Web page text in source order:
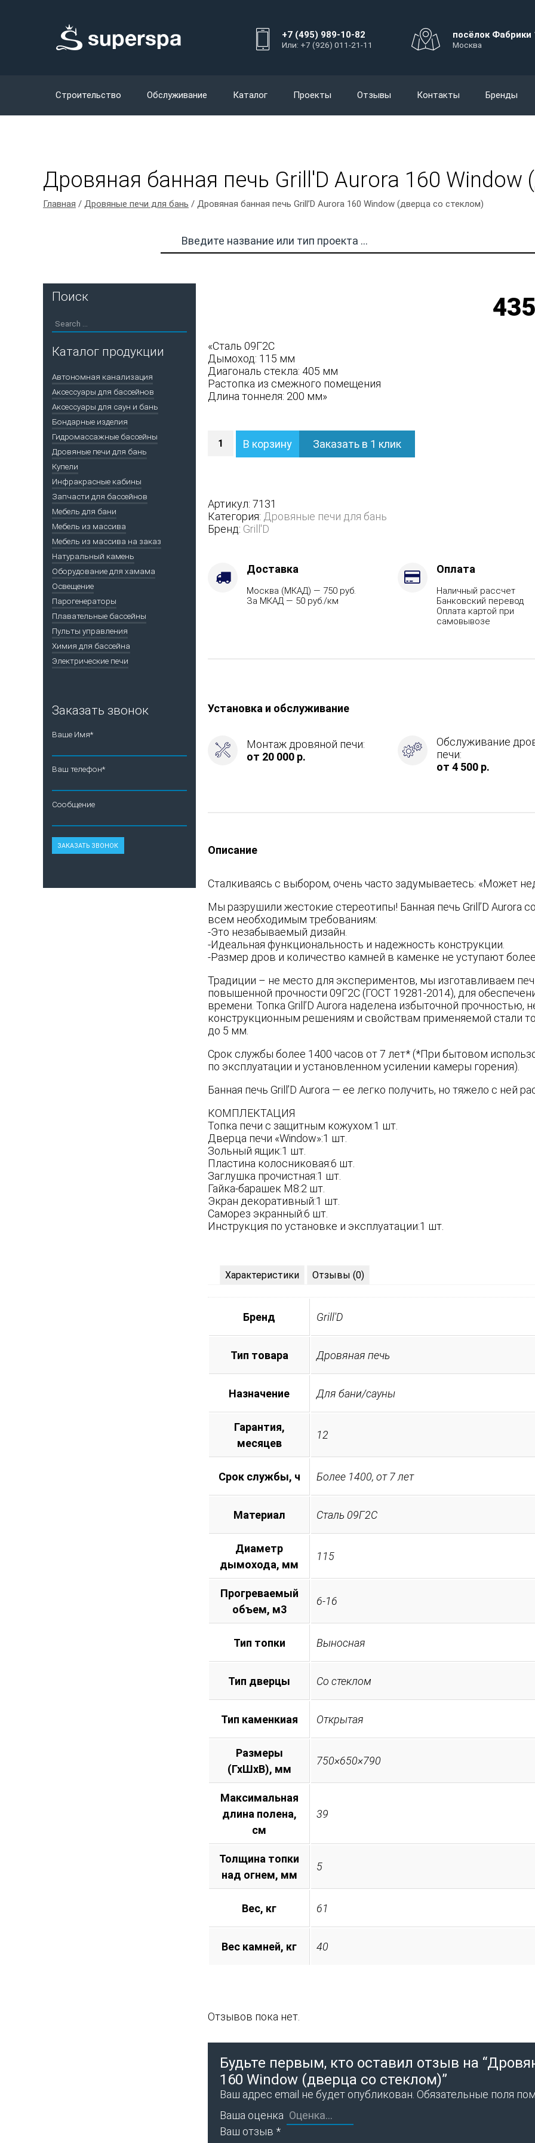
+7 (495) 989-10-82
Или: +7 (926) 011-21-11
посёлок Фабрики
Москва
Строительство Обслуживание Каталог Проекты Отзывы Контакты Бренды
Дровяная банная печь Grill'D Aurora 160 Window
Главная / Дровяные печи для бань / Дровяная банная печь Grill’D Aurora 160 Window (дверца со стеклом)
«Сталь 09Г2С
Дымоход: 115 мм
Диагональ стекла: 405 мм
Растопка из смежного помещения
Длина тоннеля: 200 мм»
Дровяная
банная
Aurora
160
Window
(дверца
В корзину Заказать в 1 клик
Артикул: 7131
Категория: Дровяные печи для бань
Бренд: Grill'D
Доставка
Москва (МКАД) — 750 руб.
За МКАД — 50 руб./км
Оплата
Наличный рассчет
Банковский перевод
Оплата картой при
самовывозе
Установка и обслуживание
Монтаж дровяной печи:
от 20 000 р.
Обслуживание
печи:
от 4 500 р.
Описание
Сталкиваясь с выбором, очень часто задумываетесь: «Может
Мы разрушили жестокие стереотипы! Банная печь Grill’D Aurora
всем необходимым требованиям:
-Это незабываемый дизайн.
-Идеальная функциональность и надежность конструкции.
-Размер дров и количество камней в каменке не уступают
Традиции – не место для экспериментов, мы изготавливаем
повышенной прочности 09Г2С (ГОСТ 19281-2014), для
времени. Топка Grill’D Aurora наделена избыточной
конструкционным решениям и свойствам применяемой стали
до 5 мм.
Cрок службы более 1400 часов от 7 лет* (*При бытовом
по эксплуатации и установленном усилении камеры горения).
Банная печь Grill’D Aurora — ее легко получить, но тяжело с ней
КОМПЛЕКТАЦИЯ
Топка печи с защитным кожухом:1 шт.
Дверца печи «Window»:1 шт.
Зольный ящик:1 шт.
Пластина колосниковая:6 шт.
Заглушка прочистная:1 шт.
Гайка-барашек М8:2 шт.
Экран декоративный:1 шт.
Саморез экранный:6 шт.
Инструкция по установке и эксплуатации:1 шт.
Характеристики Отзывы (0)
Бренд Grill'D
Тип товара Дровяная печь
Назначение Для бани/сауны
Гарантия,
месяцев
12
Срок службы, ч Более 1400, от 7 лет
Материал Сталь 09Г2С
Диаметр
дымохода, мм
115
Прогреваемый
объем, м3
6-16
Тип топки Выносная
Тип дверцы Со стеклом
Тип каменкиая Открытая
Размеры
(ГхШхВ), мм
750×650×790
Максимальная
длина полена,
см
39
Толщина топки
над огнем, мм
5
Вес, кг 61
Вес камней, кг 40
Отзывов пока нет.
Будьте первым, кто оставил отзыв на
160 Window (дверца со стеклом)”
Ваш адрес email не будет опубликован. Обязательные поля
Ваша оценка
Ваш отзыв *
Поиск
Каталог продукции
Автономная канализация
Аксессуары для бассейнов
Аксессуары для саун и бань
Бондарные изделия
Гидромассажные бассейны
Дровяные печи для бань
Купели
Инфракрасные кабины
Запчасти для бассейнов
Мебель для бани
Мебель из массива
Мебель из массива на заказ
Натуральный камень
Оборудование для хамама
Освещение
Парогенераторы
Плавательные бассейны
Пульты управления
Химия для бассейна
Электрические печи
Заказать звонок
Ваше Имя*
Ваш телефон*
Сообщение